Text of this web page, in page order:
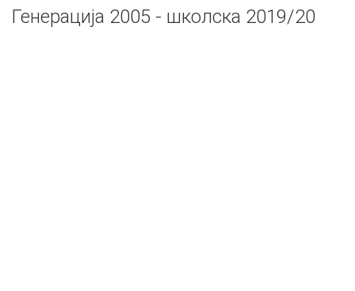
Генерација 2005 - школска 2019/20